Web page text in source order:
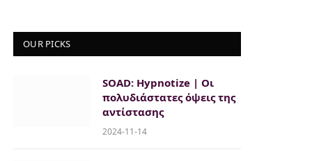
OUR PICKS
SOAD: Hypnotize | Οι
πολυδιάστατες όψεις της
αντίστασης
2024-11-14